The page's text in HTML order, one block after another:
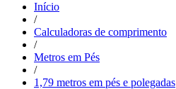
Início
/
Calculadoras de comprimento
/
Metros em Pés
/
1,79 metros em pés e polegadas